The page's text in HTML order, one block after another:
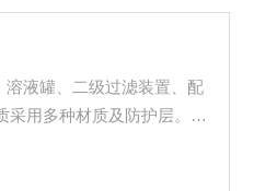
采用多种材质及防护层。具